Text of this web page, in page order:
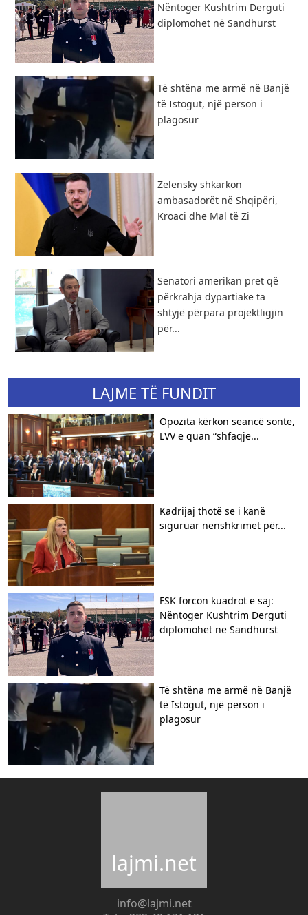
Nëntoger Kushtrim Derguti
diplomohet në Sandhurst
Të shtëna me armë në Banjë
të Istogut, një person i
plagosur
Zelensky shkarkon
ambasadorët në Shqipëri,
Kroaci dhe Mal të Zi
Senatori amerikan pret që
përkrahja dypartiake ta
shtyjë përpara projektligjin
për...
LAJME TË FUNDIT
Opozita kërkon seancë sonte,
LVV e quan “shfaqje...
Kadrijaj thotë se i kanë
siguruar nënshkrimet për...
FSK forcon kuadrot e saj:
Nëntoger Kushtrim Derguti
diplomohet në Sandhurst
Të shtëna me armë në Banjë
të Istogut, një person i
plagosur
lajmi.net
info@lajmi.net